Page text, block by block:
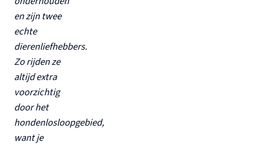
en zijn twee
echte
dierenliefhebbers.
Zo rijden ze
altijd extra
voorzichtig
door het
hondenlosloopgebied,
want je